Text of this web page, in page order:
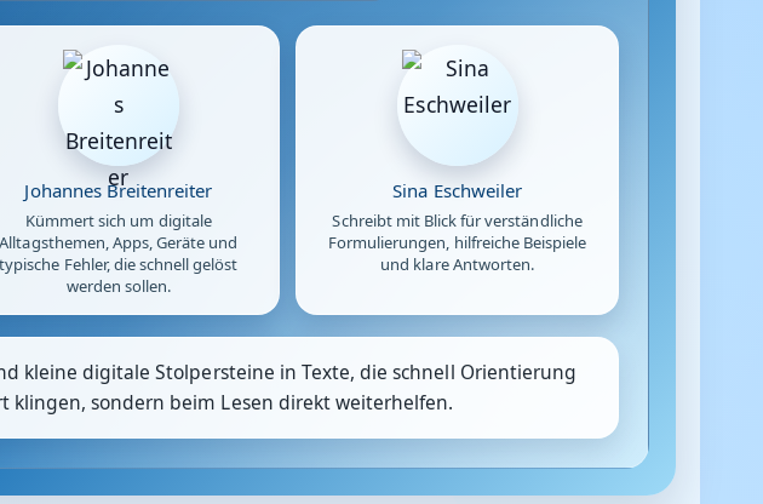
Johannes Breitenreiter
Kümmert sich um digitale
Alltagsthemen, Apps, Geräte und
typische Fehler, die schnell gelöst
werden sollen.
Sina Eschweiler
Schreibt mit Blick für verständliche
Formulierungen, hilfreiche Beispiele
und klare Antworten.
kleine digitale Stolpersteine in Texte, die schnell Orientierung
klingen, sondern beim Lesen direkt weiterhelfen.